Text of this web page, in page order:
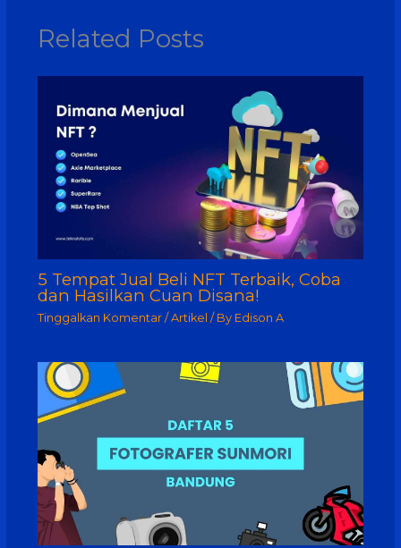
Related Posts
5 Tempat Jual Beli NFT Terbaik, Coba
dan Hasilkan Cuan Disana!
Tinggalkan Komentar / Artikel / By Edison A